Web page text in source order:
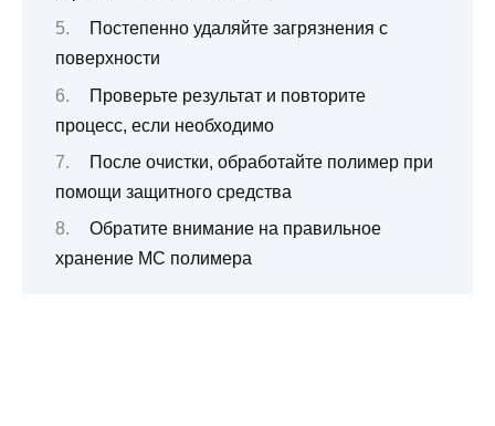
Постепенно удаляйте загрязнения с
поверхности
Проверьте результат и повторите
процесс, если необходимо
После очистки, обработайте полимер при
помощи защитного средства
Обратите внимание на правильное
хранение МС полимера